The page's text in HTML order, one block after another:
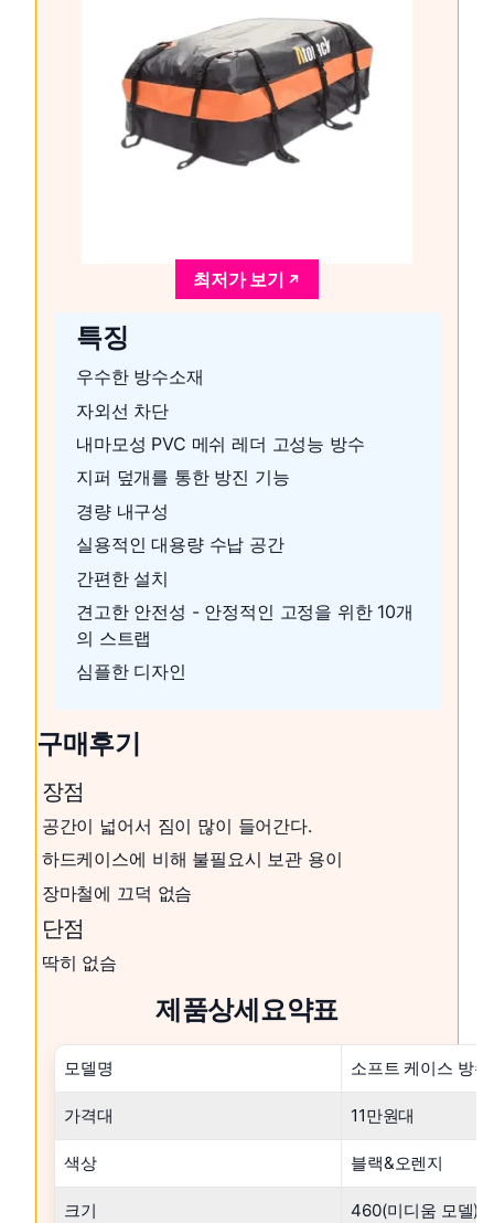
최저가 보기
특징
우수한 방수소재
자외선 차단
내마모성 PVC 메쉬 레더 고성능 방수
지퍼 덮개를 통한 방진 기능
경량 내구성
실용적인 대용량 수납 공간
간편한 설치
견고한 안전성 - 안정적인 고정을 위한 10개
의 스트랩
심플한 디자인
구매후기
장점
공간이 넓어서 짐이 많이 들어간다.
하드케이스에 비해 불필요시 보관 용이
장마철에 끄덕 없슴
단점
딱히 없슴
제품상세요약표
모델명 소프트 케이스 방
가격대 11만원대
색상 블랙&오렌지
크기 460(미디움 모델)